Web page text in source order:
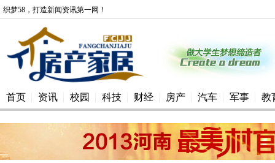
织梦58，打造新闻资讯第一网！
首页 资讯 校园 科技 财经 房产 汽车 军事 教